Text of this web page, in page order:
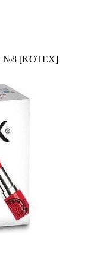
[KOTEX]